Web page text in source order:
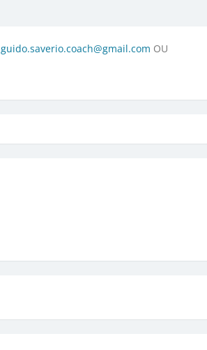
guido.saverio.coach@gmail.com OU